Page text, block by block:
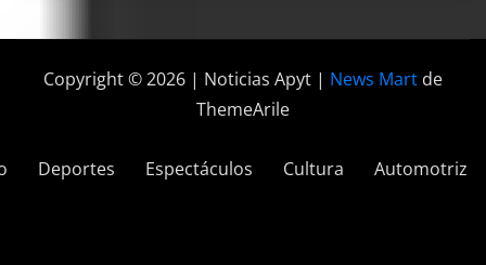
Copyright © 2026 | Noticias Apyt | News Mart de
ThemeArile
Deportes Espectáculos Cultura Automotriz